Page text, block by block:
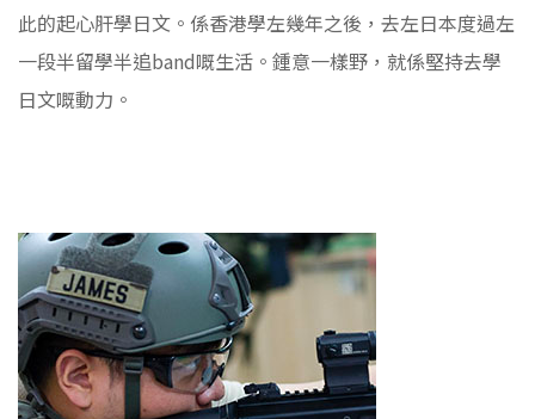
此的起心肝學日文。係香港學左幾年之後，去左日本度過左
一段半留學半追band嘅生活。鍾意一樣野，就係堅持去學
日文嘅動力。